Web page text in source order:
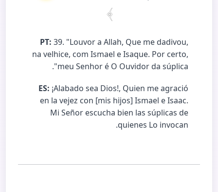
PT: 39. "Louvor a Allah, Que me dadivou,
na velhice, com Ismael e Isaque. Por certo,
meu Senhor é O Ouvidor da súplica".
ES: ¡Alabado sea Dios!, Quien me agració
en la vejez con [mis hijos] Ismael e Isaac.
Mi Señor escucha bien las súplicas de
quienes Lo invocan.